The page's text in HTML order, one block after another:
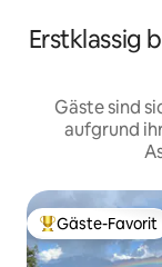
Erstklassig
Gäste sind
aufgrund
Beliebter Gäste-
Gäste-Favorit